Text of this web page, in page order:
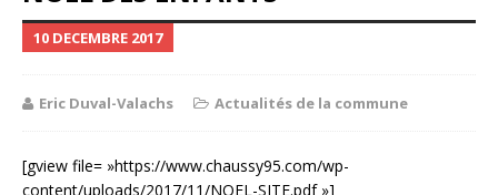
10 DECEMBRE 2017
Eric Duval-Valachs Actualités de la commune
[gview file= »https://www.chaussy95.com/wp-
content/uploads/2017/11/NOEL-SITE.pdf »]